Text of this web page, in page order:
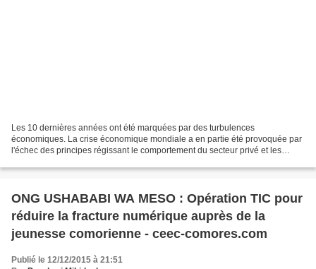
Les 10 dernières années ont été marquées par des turbulences
économiques. La crise économique mondiale a en partie été provoquée par
l'échec des principes régissant le comportement du secteur privé et les
ONG USHABABI WA MESO : Opération TIC pour
réduire la fracture numérique auprès de la
jeunesse comorienne - ceec-comores.com
Publié le 12/12/2015 à 21:51